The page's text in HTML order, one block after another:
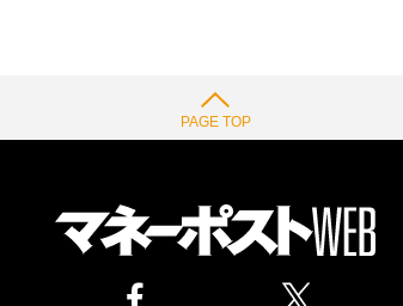
PAGE TOP